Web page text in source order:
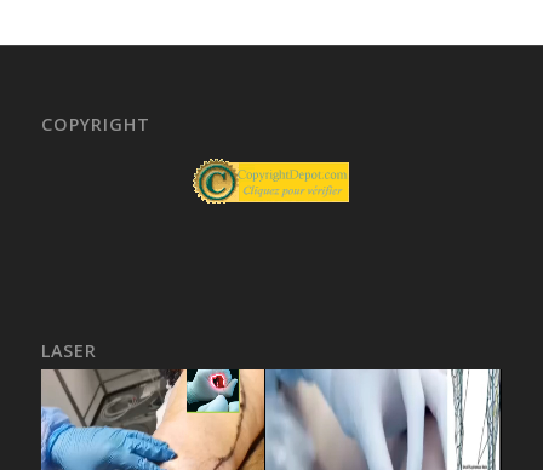
COPYRIGHT
LASER